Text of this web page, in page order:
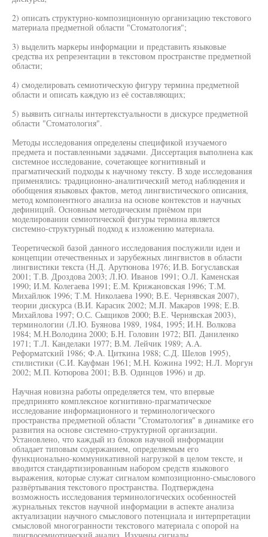
2) описать структурно-композиционную организацию текстового
материала предметной области "Стоматология";
3) выделить маркеры информации и представить языковые
средства их репрезентации в текстовом пространстве предметной
области;
4) смоделировать семиотическую фигуру термина предметной
области и описать каждую из её составляющих;
5) выявить сигналы интертекстуальности в дискурсе предметной
области "Стоматология".
Методы исследования определены спецификой изучаемого
предмета и поставленными задачами. Диссертация выполнена как
системное исследование, сочетающее когнитивный и
прагматический подходы к научному тексту. В ходе исследования
применялись: традиционно-аналитический метод наблюдения и
обобщения языковых фактов, метод лингвистического описания,
метод компонентного анализа на основе контекстов и научных
дефиниций. Основным методическим приёмом при
моделировании семиотической фигуры термина является
системно-структурный подход к изложению материала.
Теоретической базой данного исследования послужили идеи и
концепции отечественных и зарубежных лингвистов в области
лингвистики текста (Н.Д. Арутюнова 1976; И.В. Богуславская
2001; Т.В. Дроздова 2003; Л.Ю. Иванов 1991; О.Л. Каменская
1990; И.М. Колегаева 1991; Е.М. Крижановская 1996; Т.М.
Михайлюк 1996; Т.М. Николаева 1990; В.Е. Чернявская 2007),
теории дискурса (В.И. Карасик 2002; M.JI. Макаров 1998; Е.В.
Михайлова 1997; О.С. Сыщиков 2000; В.Е. Чернявская 2003),
терминологии (Л.Ю. Буянова 1989, 1984, 1995; И.Н. Волкова
1984; М.Н.Володина 2000; Б.Н. Головин 1972; ВП. Даниленко
1971; Т.Л. Канделаки 1977; В.М. Лейчик 1989; A.A.
Реформатский 1986; Ф.А. Циткина 1988; С.Д. Шелов 1995),
стилистики (С.И. Кауфман 1961; М.Н. Кожина 1992; Н.Л. Моргун
2002; М.П. Котюрова 2001; В.В. Одинцов 1996) и др.
Научная новизна работы определяется тем, что впервые
предпринято комплексное когнитивно-прагматическое
исследование информационного и терминологического
пространства предметной области "Стоматология" в динамике его
развития на основе системно-структурной организации.
Установлено, что каждый из блоков научной информации
обладает типовым содержанием, определяемым его
функционально-коммуникативной нагрузкой в целом тексте, и
вводится стандартизированным набором средств языкового
выражения, которые служат сигналом композиционно-смыслового
развёртывания текстового пространства. Подтверждена
возможность исследования терминологических особенностей
журнальных текстов научной информации в аспекте анализа
актуализации научного смыслового потенциала и интерпретации
смысловой многогранности текстового материала с опорой на